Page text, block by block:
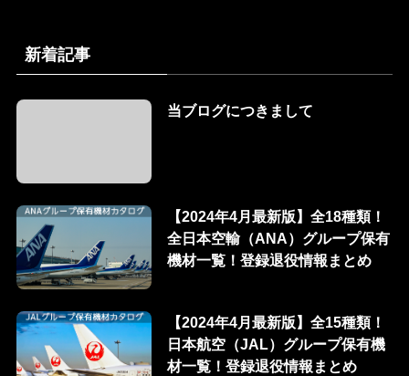
新着記事
当ブログにつきまして
【2024年4月最新版】全18種類！
全日本空輸（ANA）グループ保有
機材一覧！登録退役情報まとめ
【2024年4月最新版】全15種類！
日本航空（JAL）グループ保有機
材一覧！登録退役情報まとめ